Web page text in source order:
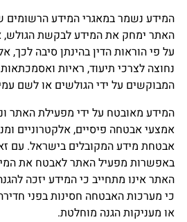
המידע נשמר במאגרי המידע
האתר ימחק את המידע לבקשת הגולש,
על פי הוראות הדין בהינתן סיבה
נחוצה לצרכי תיעוד, ראיות
המבוקשים על ידי הגולשים או לשם
המידע מאובטח על ידי מפעילת האתר
אמצעי אבטחה פיסיים, אלקטרוניים
אבטחת מידע המקובלים בישראל. עם
באפשרות מפעיל האתר לאבטח את
האתר אינו מתחייב כי המידע יזכה
כי מערכות האבטחה חסינות בפני
או מעניקות הגנה מוחלטת.